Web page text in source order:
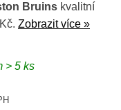
Bruins kvalitní
Zobrazit více »
> 5 ks